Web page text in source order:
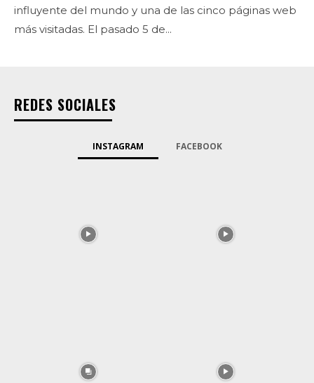
influyente del mundo y una de las cinco páginas web
más visitadas. El pasado 5 de...
REDES SOCIALES
INSTAGRAM FACEBOOK